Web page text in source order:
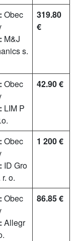
Obec
M&J
s.
319.80
€
Obec
LIM P
42.90 €
Obec
ID Gro
o.
1 200 €
Obec
Allegr
86.85 €